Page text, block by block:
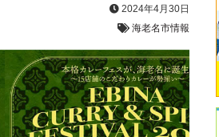
2024年4月30日
海老名市情報